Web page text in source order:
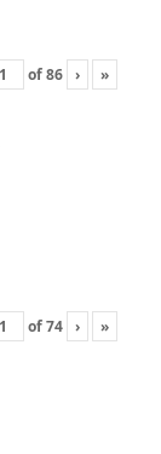
of86 › »
of74 › »